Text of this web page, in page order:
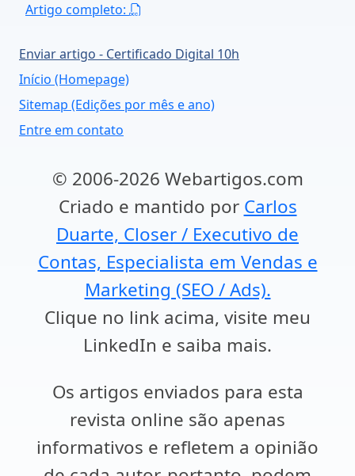
Artigo completo:
Enviar artigo - Certificado Digital 10h
Início (Homepage)
Sitemap (Edições por mês e ano)
Entre em contato
© 2006-2026 Webartigos.com
Criado e mantido por Carlos
Duarte, Closer / Executivo de
Contas, Especialista em Vendas e
Marketing (SEO / Ads).
Clique no link acima, visite meu
LinkedIn e saiba mais.
Os artigos enviados para esta
revista online são apenas
informativos e refletem a opinião